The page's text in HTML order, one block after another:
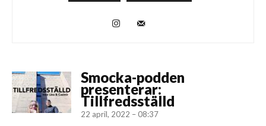
Smocka-podden
presenterar:
Tillfredsställd
22 april, 2022 – 08:37